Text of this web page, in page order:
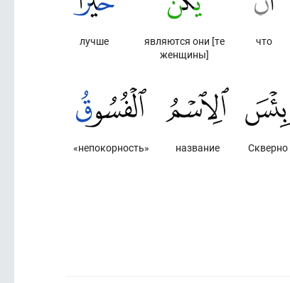
что
являются они [те
женщины]
лучше
Скверно
название
«непокорность»